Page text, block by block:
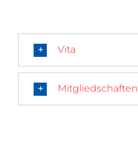
Vita
Mitgliedschaften